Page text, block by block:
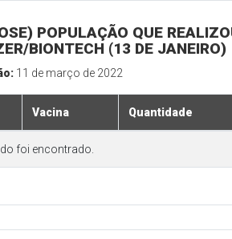
POPULAÇÃO QUE
BIONTECH (13 DE JANEIRO)
11 de março de 2022
Vacina Quantidade
foi encontrado.